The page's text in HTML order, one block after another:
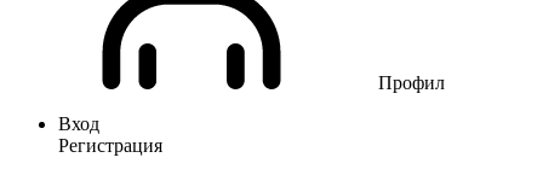
Профил
Вход
Регистрация